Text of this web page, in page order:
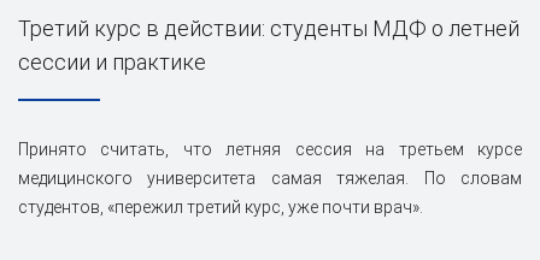
Третий курс в действии: студенты МДФ о летней
сессии и практике
Принято считать, что летняя сессия на третьем курсе
медицинского университета самая тяжелая. По словам
студентов, «пережил третий курс, уже почти врач».